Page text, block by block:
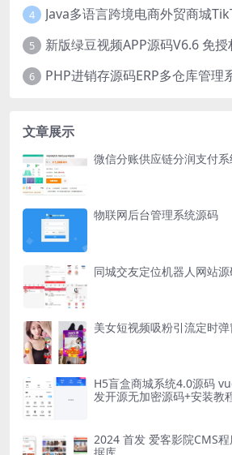
4
5 新版绿豆视频APP源码V6.6 免授
6
文章展示
微信分账供应链分润支付
物联网后台管理系统源码
同城交友定位机器人网站
美女短视频吸粉引流定时
H5盲盒商城系统4.0源码
发开源无加密源码+安装教
2024 首发 爱客影院CMS